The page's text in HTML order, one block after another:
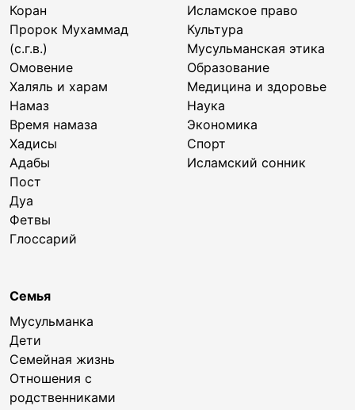
Коран
Пророк Мухаммад
(с.г.в.)
Омовение
Халяль и харам
Намаз
Время намаза
Хадисы
Адабы
Пост
Дуа
Фетвы
Глоссарий
Исламское право
Культура
Мусульманская этика
Образование
Медицина и здоровье
Наука
Экономика
Спорт
Исламский сонник
Семья
Мусульманка
Дети
Семейная жизнь
Отношения с
родственниками